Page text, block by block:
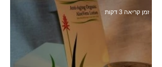
יש שאלות? הנה תשובות...